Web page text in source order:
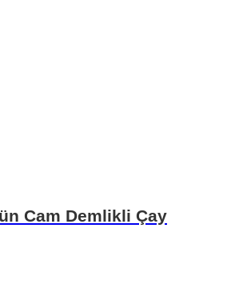
Cam Demlikli Çay